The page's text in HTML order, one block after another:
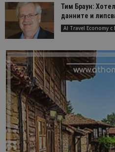
Тим Браун:
данните и
AI Travel Economy